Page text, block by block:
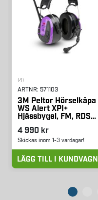
(4)
ARTNR: 571103
3M Peltor Hörselkåpa
WS Alert XPI+
Hjässbygel, FM, RDS,
4 990 kr
Skickas inom 1-3 vardagar!
LÄGG TILL I KUNDVAGN